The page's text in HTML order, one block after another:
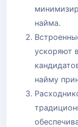
найма.
ускоряют
найму